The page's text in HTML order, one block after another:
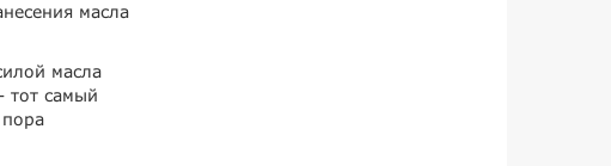
масла
масла
тот самый